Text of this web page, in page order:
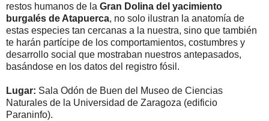
restos humanos de la Gran Dolina del yacimiento
burgalés de Atapuerca, no solo ilustran la anatomía de
estas especies tan cercanas a la nuestra, sino que también
te harán partícipe de los comportamientos, costumbres y
desarrollo social que mostraban nuestros antepasados,
basándose en los datos del registro fósil.
Lugar: Sala Odón de Buen del Museo de Ciencias
Naturales de la Universidad de Zaragoza (edificio
Paraninfo).